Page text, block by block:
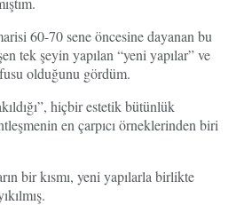
60-70 sene öncesine dayanan bu
tek şeyin yapılan “yeni yapılar” ve
olduğunu gördüm.
hiçbir estetik bütünlük
en çarpıcı örneklerinden biri
bir kısmı, yeni yapılarla birlikte